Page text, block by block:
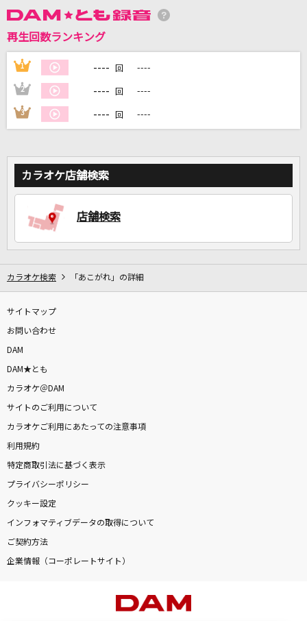
再生回数ランキング
1 ---- 回 ----
2 ---- 回 ----
3 ---- 回 ----
カラオケ店舗検索
店舗検索
カラオケ検索 「あこがれ」の詳細
サイトマップ
お問い合わせ
DAM
DAM★とも
カラオケ＠DAM
サイトのご利用について
カラオケご利用にあたっての注意事項
利用規約
特定商取引法に基づく表示
プライバシーポリシー
クッキー設定
インフォマティブデータの取得について
ご契約方法
企業情報（コーポレートサイト）